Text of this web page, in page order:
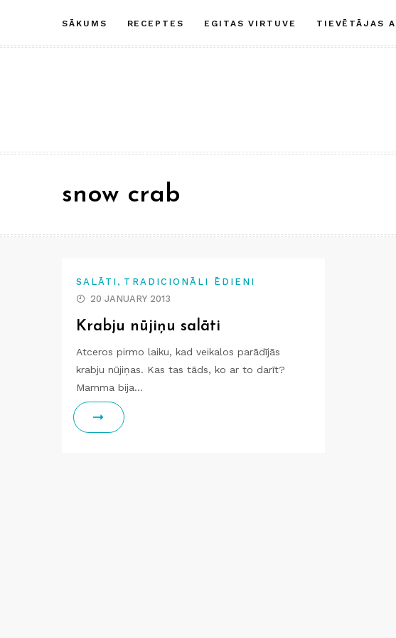
content
SĀKUMS RECEPTES EGITAS VIRTUVE TIEVĒTĀJAS
snow crab
SALĀTI , TRADICIONĀLI ĒDIENI
20 JANUARY 2013
Krabju nūjiņu salāti
Atceros pirmo laiku, kad veikalos parādījās
krabju nūjiņas. Kas tas tāds, ko ar to darīt?
Mamma bija…